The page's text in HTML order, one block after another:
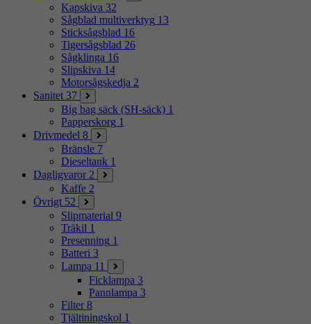
Kapskiva 32
Sågblad multiverktyg 13
Sticksågsblad 16
Tigersågsblad 26
Sågklinga 16
Slipskiva 14
Motorsågskedja 2
Sanitet 37
Big bag säck (SH-säck) 1
Papperskorg 1
Drivmedel 8
Bränsle 7
Dieseltank 1
Dagligvaror 2
Kaffe 2
Övrigt 52
Slipmaterial 9
Träkil 1
Presenning 1
Batteri 3
Lampa 11
Ficklampa 3
Pannlampa 3
Filter 8
Tjältiningskol 1